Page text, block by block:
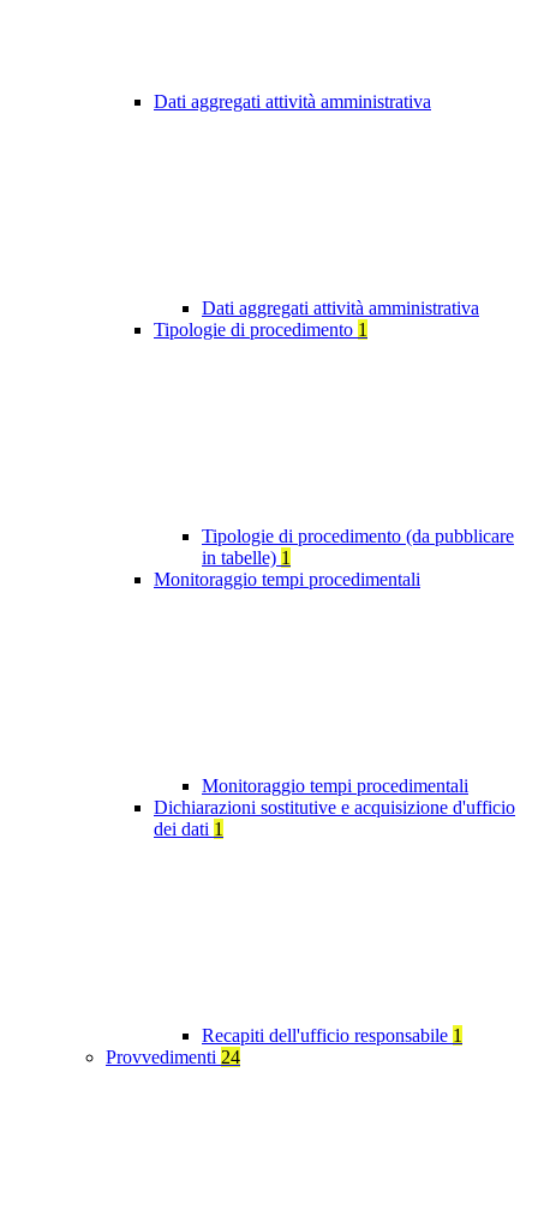
Dati aggregati attività amministrativa
Dati aggregati attività amministrativa
Tipologie di procedimento 1
Tipologie di procedimento (da pubblicare
in tabelle) 1
Monitoraggio tempi procedimentali
Monitoraggio tempi procedimentali
Dichiarazioni sostitutive e acquisizione d'ufficio
dei dati 1
Recapiti dell'ufficio responsabile 1
Provvedimenti 24